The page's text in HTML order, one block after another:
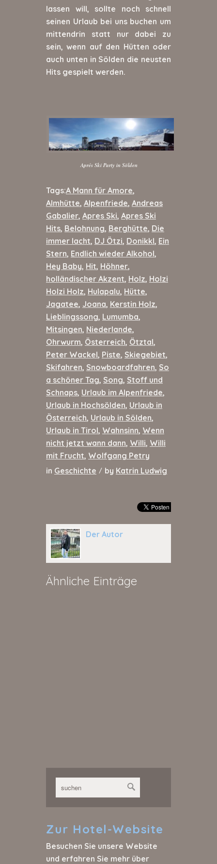
lassen will, sollte noch schnell
seinen Urlaub bei uns buchen um
mittendrin statt nur dabei zu
sein, wenn auf den Hütten oder
auch unten in Sölden die neusten
Hits gespielt werden.
Aprés Ski Party in Sölden
Tags:A Mann für Amore,
Almhütte, Alpenfriede, Andreas
Gabalier, Apres Ski, Apres Ski
Hits, Belohnung, Berghütte, Die
immer lacht, DJ Ötzi, Donikkl, Ein
Stern, Endlich wieder Alkohol,
Hey Baby, Hit, Höhner,
holländischer Akzent, Holz, Holzi
Holzi Holz, Hulapalu, Hütte,
Jagatee, Joana, Kerstin Holz,
Lieblingssong, Lumumba,
Mitsingen, Niederlande,
Ohrwurm, Österreich, Ötztal,
Peter Wackel, Piste, Skiegebiet,
Skifahren, Snowboardfahren, So
a schöner Tag, Song, Stoff und
Schnaps, Urlaub im Alpenfriede,
Urlaub in Hochsölden, Urlaub in
Österreich, Urlaub in Sölden,
Urlaub in Tirol, Wahnsinn, Wenn
nicht jetzt wann dann, Willi, Willi
mit Frucht, Wolfgang Petry
in Geschichte / by Katrin Ludwig
Der Autor
Ähnliche Einträge
Zur Hotel-Website
Besuchen Sie unsere Website
und erfahren Sie mehr über